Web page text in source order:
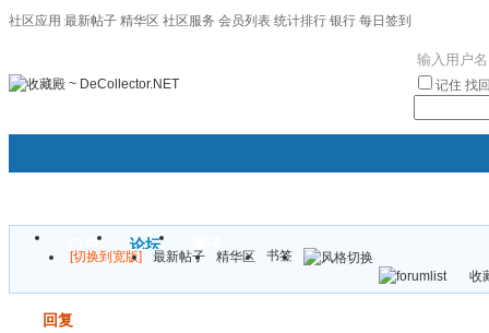
社区应用 最新帖子 精华区 社区服务 会员列表 统计排行 银行 每日签到
记住 找
门户 论坛
[切换到宽版] 最新帖子 精华区
书签
收
回复